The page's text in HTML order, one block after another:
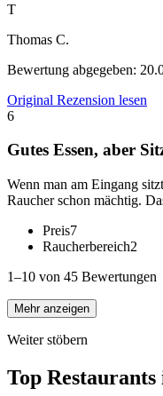
T
Thomas C.
Bewertung abgegeben:
Original Rezension lesen
6
Gutes Essen, aber
Wenn man am Eingang
Raucher schon mächtig.
Preis7
Raucherbereich2
1–10 von 45 Bewertungen
Mehr anzeigen
Weiter stöbern
Top Restaurants